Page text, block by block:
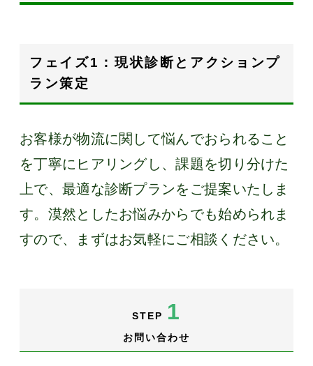
フェイズ1：現状診断とアクションプ
ラン策定
お客様が物流に関して悩んでおられること
を丁寧にヒアリングし、課題を切り分けた
上で、最適な診断プランをご提案いたしま
す。漠然としたお悩みからでも始められま
すので、まずはお気軽にご相談ください。
STEP 1
お問い合わせ